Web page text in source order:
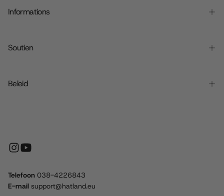
Informations
Soutien
Beleid
Telefoon 038-4226843
E-mail support@hatland.eu